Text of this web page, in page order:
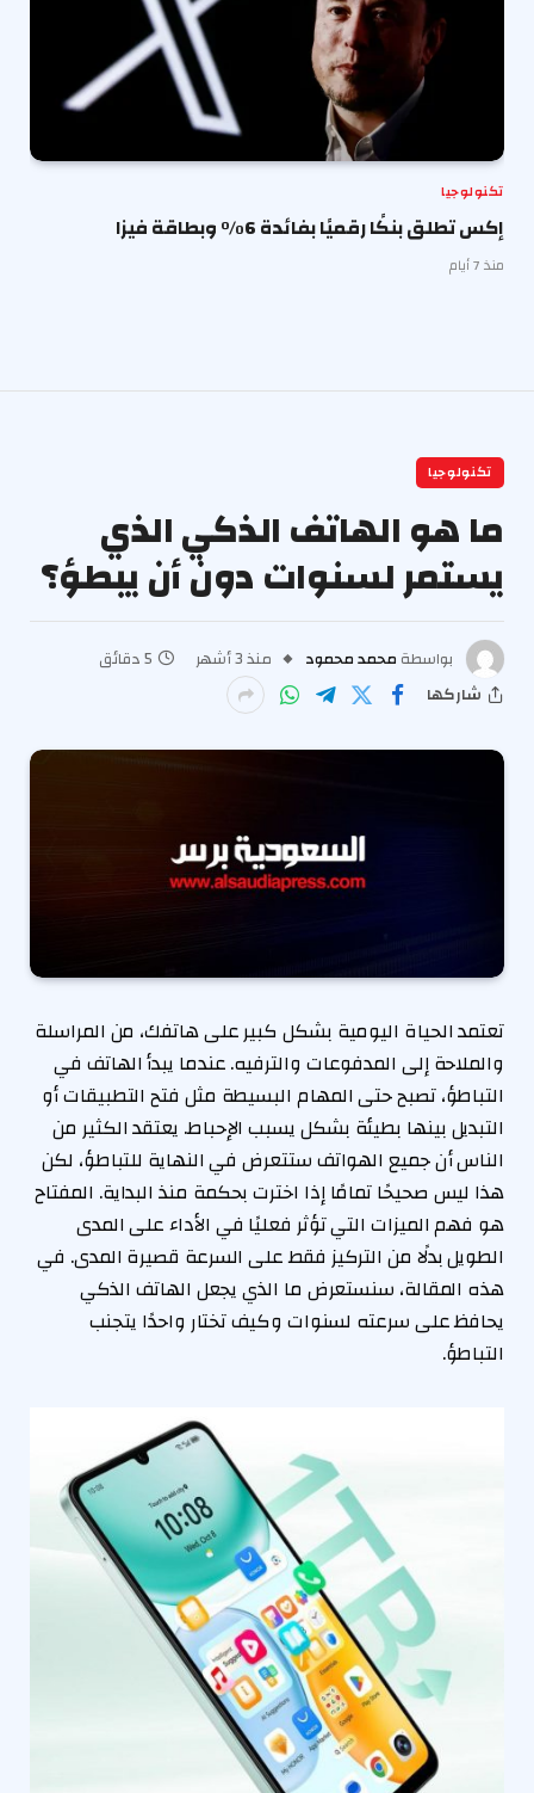
تكنولوجيا
إكس تطلق بنكًا رقميًا بفائدة 6% وبطاقة فيزا
منذ 7 أيام
تكنولوجيا
ما هو الهاتف الذكي الذي
يستمر لسنوات دون أن يبطؤ؟
بواسطة محمد محمود منذ 3 أشهر
5 دقائق
شاركها
تعتمد الحياة اليومية بشكل كبير على هاتفك، من المراسلة
والملاحة إلى المدفوعات والترفيه. عندما يبدأ الهاتف في
التباطؤ، تصبح حتى المهام البسيطة مثل فتح التطبيقات أو
التبديل بينها بطيئة بشكل يسبب الإحباط. يعتقد الكثير من
الناس أن جميع الهواتف ستتعرض في النهاية للتباطؤ، لكن
هذا ليس صحيحًا تمامًا إذا اخترت بحكمة منذ البداية. المفتاح
هو فهم الميزات التي تؤثر فعليًا في الأداء على المدى
الطويل بدلًا من التركيز فقط على السرعة قصيرة المدى. في
هذه المقالة، سنستعرض ما الذي يجعل الهاتف الذكي
يحافظ على سرعته لسنوات وكيف تختار واحدًا يتجنب
التباطؤ.